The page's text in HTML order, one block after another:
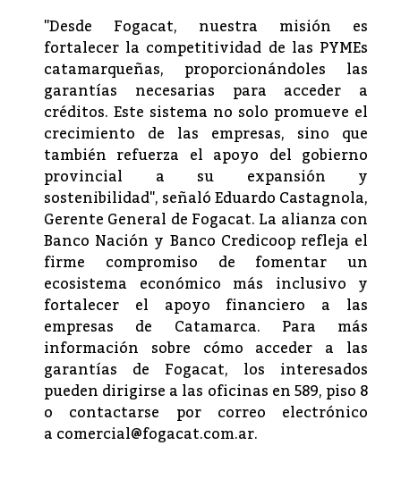
"Desde Fogacat, nuestra misión es
fortalecer la competitividad de las PYMEs
catamarqueñas, proporcionándoles las
garantías necesarias para acceder a
créditos. Este sistema no solo promueve el
crecimiento de las empresas, sino que
también refuerza el apoyo del gobierno
provincial a su expansión y
sostenibilidad", señaló Eduardo Castagnola,
Gerente General de Fogacat. La alianza con
Banco Nación y Banco Credicoop refleja el
firme compromiso de fomentar un
ecosistema económico más inclusivo y
fortalecer el apoyo financiero a las
empresas de Catamarca. Para más
información sobre cómo acceder a las
garantías de Fogacat, los interesados
pueden dirigirse a las oficinas en 589, piso 8
o contactarse por correo electrónico
acomercial@fogacat.com.ar.